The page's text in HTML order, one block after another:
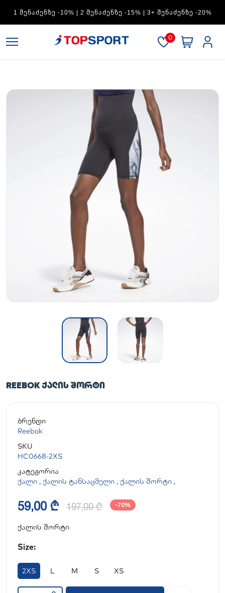
ᲨᲔᲜᲐᲫᲔᲜᲖᲔ -30%
0
REEBOK ᲥᲐᲚᲘᲡ ᲨᲝᲠᲢᲘ
ბრენდი
Reebok
SKU
HC0668-2XS
კატეგორია
ქალი , ქალის ტანსაცმელი , ქალის შორტი ,
59,00 ₾ 197,00 ₾ -70%
ქალის შორტი
Size:
2XS L M S XS